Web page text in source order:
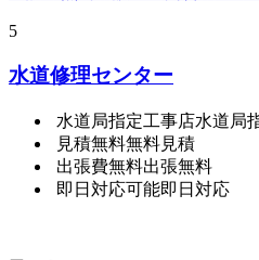
5
水道修理センター
水道局指定工事店水道局
見積無料無料見積
出張費無料出張無料
即日対応可能即日対応